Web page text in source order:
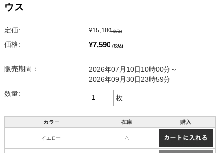
ウス
定価: ¥15,180(税込)
価格: ¥7,590 (税込)
販売期間：
2026年07月10日10時00分～
2026年09月30日23時59分
数量:
枚
カラー 在庫 購入
イエロー △